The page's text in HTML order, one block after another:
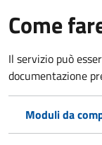
Come
Il servizio può
documentazione
Moduli da